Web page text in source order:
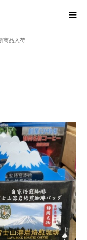
商品入荷